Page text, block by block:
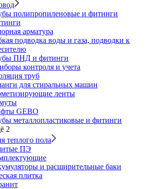
полипропиленовые и фитинги
арматура
подводка воды и газа, подводки к
ПНД и фитинги
контроля и учета
труб
для стиральных машин
ленты
GEBO
металлопластиковые и фитинги
2
теплого пола
ПЭ
и расширительные баки
плитка